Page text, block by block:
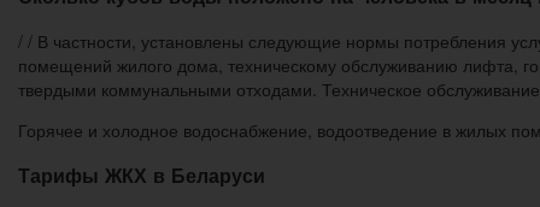
/ / В частности, установлены следующие нормы потребления
помещений жилого дома, техническому обслуживанию лифта,
твердыми коммунальными отходами. Техническое
Горячее и холодное водоснабжение, водоотведение в жилых
Тарифы ЖКХ в Беларуси